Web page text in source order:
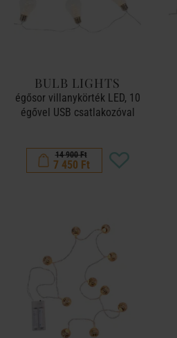
BULB LIGHTS
égősor villanykörték LED, 10
égővel USB csatlakozóval
14 900 Ft
7 450 Ft